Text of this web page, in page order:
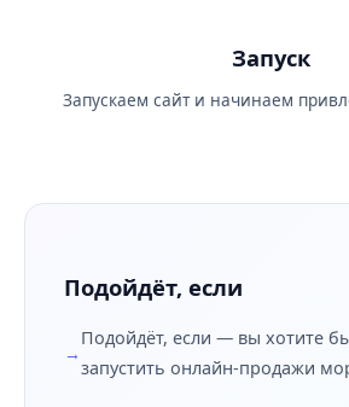
Запуск
Запускаем сайт и начинаем
Подойдёт, если
Подойдёт, если — вы хотите
запустить онлайн-продажи